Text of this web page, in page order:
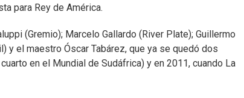
para Rey de América.
(Gremio); Marcelo Gallardo (River Plate); Guillermo
y el maestro Óscar Tabárez, que ya se quedó dos
en el Mundial de Sudáfrica) y en 2011, cuando La